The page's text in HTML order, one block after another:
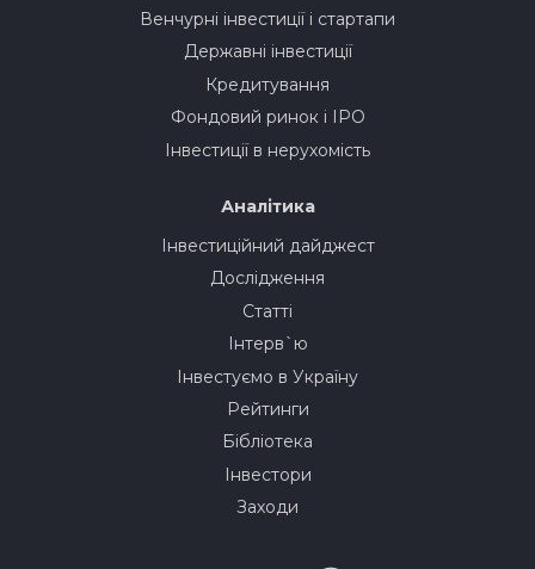
Венчурні інвестиції і стартапи
Державні інвестиції
Кредитування
Фондовий ринок і IPO
Інвестиції в нерухомість
Аналітика
Інвестиційний дайджест
Дослідження
Статті
Інтерв`ю
Інвестуємо в Україну
Рейтинги
Бібліотека
Інвестори
Заходи